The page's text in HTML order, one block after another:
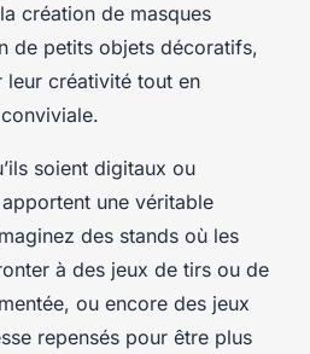
création de masques
de petits objets décoratifs,
leur créativité tout en
soient digitaux ou
une véritable
des stands où les
à des jeux de tirs ou de
ou encore des jeux
repensés pour être plus